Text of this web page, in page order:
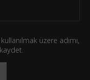
üzere adımı,